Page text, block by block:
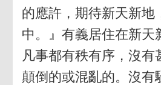
的應許，期待新天新地
中。』有義居住在新天
凡事都有秩有序，沒有
顛倒的或混亂的。沒有